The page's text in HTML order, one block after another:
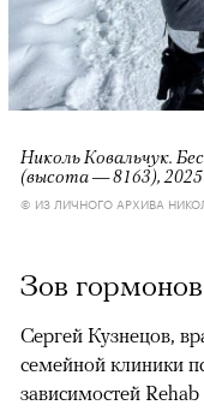
Николь Ковальчук.
(высота — 8163), 2025
© ИЗ ЛИЧНОГО АРХИВА
Зов гормонов
Сергей Кузнецов,
семейной клиники
зависимостей